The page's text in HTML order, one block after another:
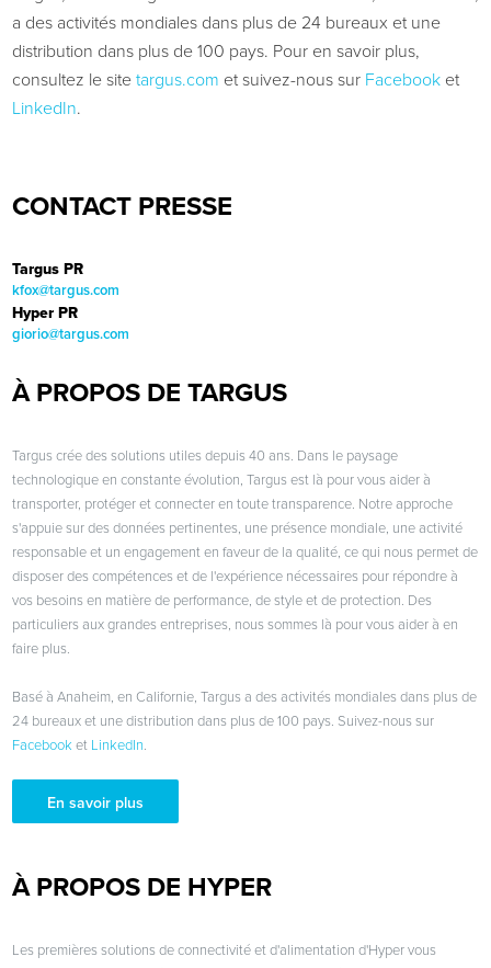
a des activités mondiales dans plus de 24 bureaux et une
distribution dans plus de 100 pays. Pour en savoir plus,
consultez le site targus.com et suivez-nous sur Facebooket
LinkedIn.
CONTACT PRESSE
Targus PR
kfox@targus.com
Hyper PR
giorio@targus.com
À PROPOS DE TARGUS
Targus crée des solutions utiles depuis 40 ans. Dans le paysage
technologique en constante évolution, Targus est là pour vous aider à
transporter, protéger et connecter en toute transparence. Notre approche
s'appuie sur des données pertinentes, une présence mondiale, une activité
responsable et un engagement en faveur de la qualité, ce qui nous permet de
disposer des compétences et de l'expérience nécessaires pour répondre à
vos besoins en matière de performance, de style et de protection. Des
particuliers aux grandes entreprises, nous sommes là pour vous aider à en
faire plus.
Basé à Anaheim, en Californie, Targus a des activités mondiales dans plus de
24 bureaux et une distribution dans plus de 100 pays. Suivez-nous sur
Facebook et LinkedIn.
En savoir plus
À PROPOS DE HYPER
Les premières solutions de connectivité et d'alimentation d'Hyper vous